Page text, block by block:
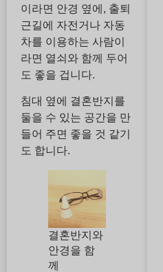
이라면 안경 옆에, 출퇴
근길에 자전거나 자동
차를 이용하는 사람이
라면 열쇠와 함께 두어
도 좋을 겁니다.
침대 옆에 결혼반지를
둘을 수 있는 공간을 만
들어 주면 좋을 것 같기
도 합니다.
결혼반지와
안경을 함
께